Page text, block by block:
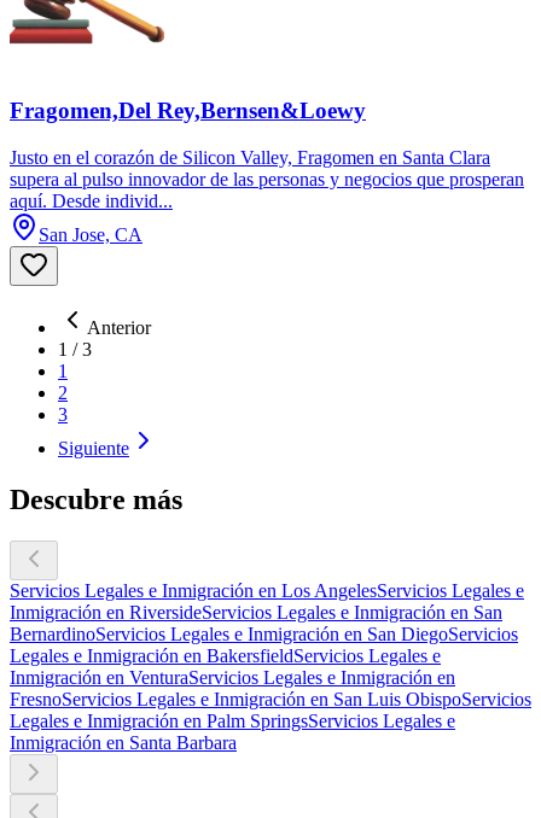
Fragomen,Del Rey,Bernsen&Loewy
Justo en el corazón de Silicon Valley, Fragomen en Santa Clara
supera al pulso innovador de las personas y negocios que prosperan
aquí. Desde individ...
San Jose, CA
Anterior
1 /3
1
2
3
Siguiente
Descubre más
Servicios Legales e Inmigración en Los AngelesServicios Legales e
Inmigración en RiversideServicios Legales e Inmigración en San
BernardinoServicios Legales e Inmigración en San DiegoServicios
Legales e Inmigración en BakersfieldServicios Legales e
Inmigración en VenturaServicios Legales e Inmigración en
FresnoServicios Legales e Inmigración en San Luis ObispoServicios
Legales e Inmigración en Palm SpringsServicios Legales e
Inmigración en Santa Barbara